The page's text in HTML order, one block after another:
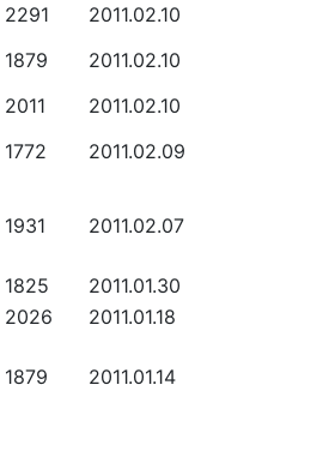
2291
2011.02.10
1879
2011.02.10
2011
2011.02.10
1772 2011.02.09
1931 2011.02.07
1825
2011.01.30
2026 2011.01.18
1879 2011.01.14